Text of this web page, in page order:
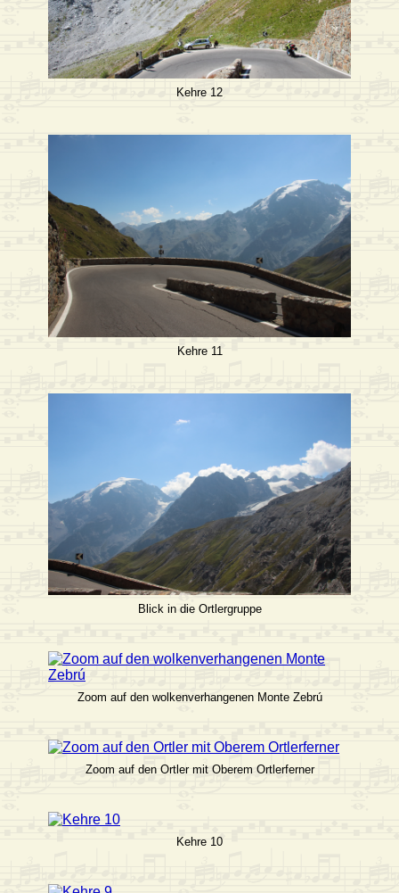
Kehre 12
Kehre 11
Blick in die Ortlergruppe
Zoom auf den wolkenverhangenen Monte Zebrú
Zoom auf den Ortler mit Oberem Ortlerferner
Kehre 10